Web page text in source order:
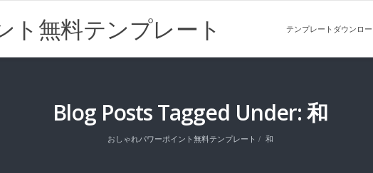
ト無料テンプレート テンプレートダウンロ
Blog Posts Tagged Under: 和
おしゃれパワーポイント無料テンプレート 和